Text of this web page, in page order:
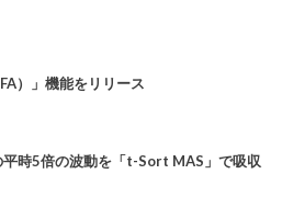
）」機能をリリース
時5倍の波動を「t-Sort MAS」で吸収